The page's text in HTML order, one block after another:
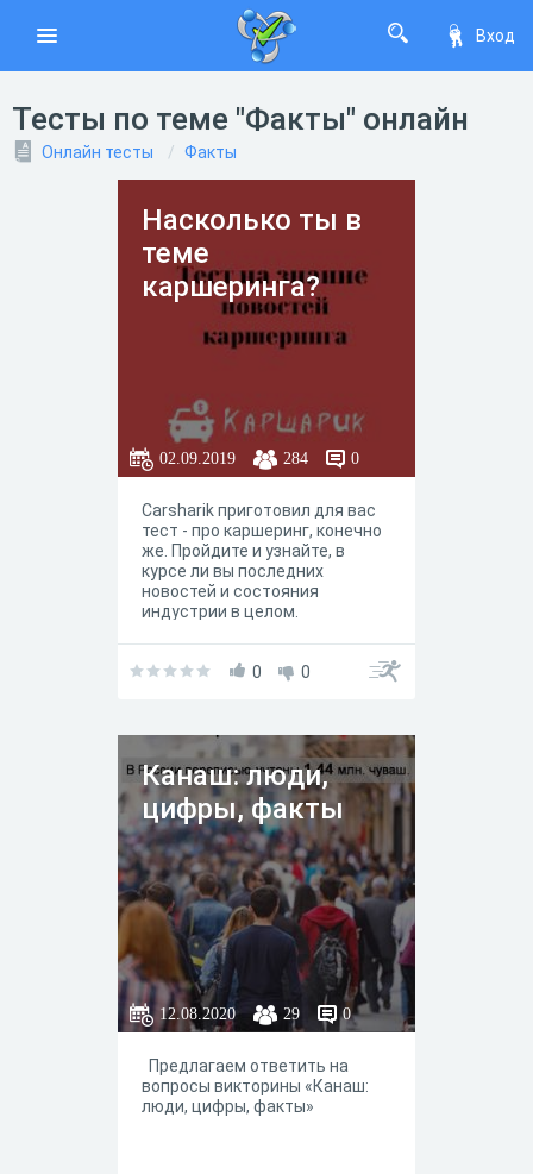
Вход
Тесты по теме "Факты" онлайн
Онлайн тесты Факты
Насколько ты в
теме
каршеринга?
02.09.2019 284 0
Carsharik приготовил для вас
тест - про каршеринг, конечно
же. Пройдите и узнайте, в
курсе ли вы последних
новостей и состояния
индустрии в целом.
0 0
Канаш: люди,
цифры, факты
12.08.2020 29 0
Предлагаем ответить на
вопросы викторины «Канаш:
люди, цифры, факты»